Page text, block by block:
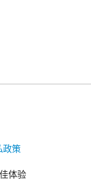
政策
体验